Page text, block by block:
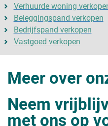
Verhuurde woning
Beleggingspand verkopen
Bedrijfspand verkopen
Vastgoed verkopen
Meer over
Neem
met ons op